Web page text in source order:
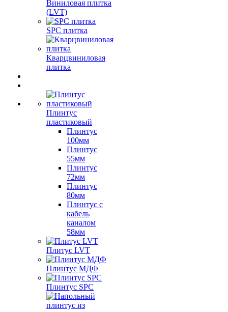
Виниловая плитка
(LVT)
SPC плитка
Кварцвиниловая
плитка
Плинтус
пластиковый
Плинтус
100мм
Плинтус
55мм
Плинтус
72мм
Плинтус
80мм
Плинтус с
кабель
каналом
58мм
Плитус LVT
Плинтус МДФ
Плинтус SPC